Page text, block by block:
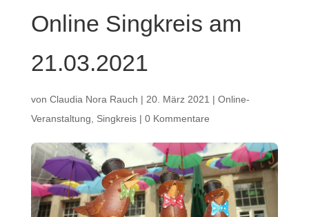
Online Singkreis am
21.03.2021
von Claudia Nora Rauch | 20. März 2021 | Online-
Veranstaltung
Singkreis| 0 Kommentare